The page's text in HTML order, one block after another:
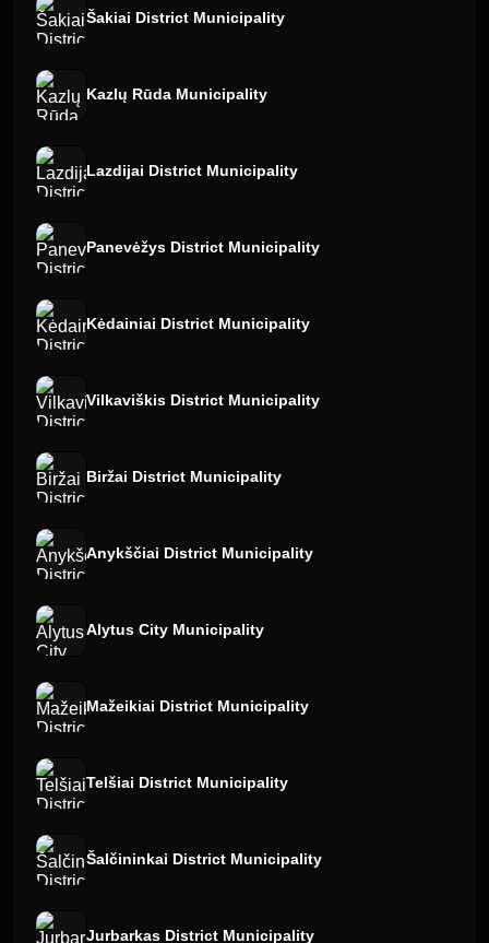
Šakiai District Municipality
Kazlų Rūda Municipality
Lazdijai District Municipality
Panevėžys District Municipality
Kėdainiai District Municipality
Vilkaviškis District Municipality
Biržai District Municipality
Anykščiai District Municipality
Alytus City Municipality
Mažeikiai District Municipality
Telšiai District Municipality
Šalčininkai District Municipality
Jurbarkas District Municipality